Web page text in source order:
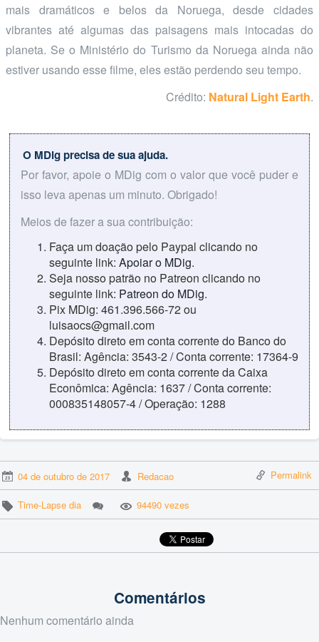
mais dramáticos e belos da Noruega, desde cidades
vibrantes até algumas das paisagens mais intocadas do
planeta. Se o Ministério do Turismo da Noruega ainda não
estiver usando esse filme, eles estão perdendo seu tempo.
Crédito: Natural Light Earth.
O MDig precisa de sua ajuda.
Por favor, apoie o MDig com o valor que você puder e
isso leva apenas um minuto. Obrigado!
Meios de fazer a sua contribuição:
Faça um doação pelo Paypal clicando no
seguinte link: Apoiar o MDig.
Seja nosso patrão no Patreon clicando no
seguinte link: Patreon do MDig.
Pix MDig: 461.396.566-72 ou
luisaocs@gmail.com
Depósito direto em conta corrente do Banco do
Brasil: Agência: 3543-2 / Conta corrente: 17364-9
Depósito direto em conta corrente da Caixa
Econômica: Agência: 1637 / Conta corrente:
000835148057-4 / Operação: 1288
04 de outubro de 2017 Redacao Permalink
Time-Lapse dia 94490 vezes
Comentários
Nenhum comentário ainda